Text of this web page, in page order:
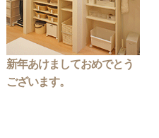
新年あけましておめでとう
ございます。